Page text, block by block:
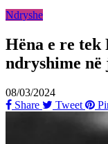
Ndryshe
Hëna e re tek
ndryshime në
08/03/2024
Share
Tweet